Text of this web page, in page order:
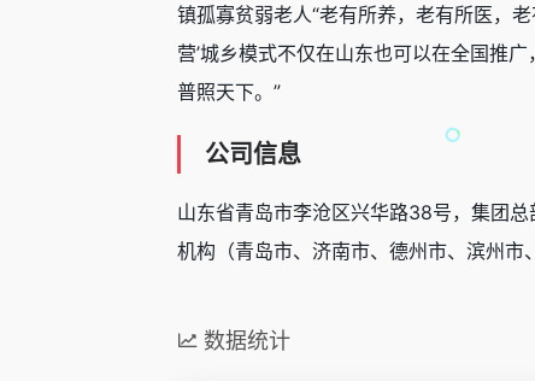
镇孤寡贫弱老人“老有所养，老有所医，
营’城乡模式不仅在山东也可以在全国推
普照天下。”
公司信息
山东省青岛市李沧区兴华路38号，集团总
机构（青岛市、济南市、德州市、滨州市
数据统计